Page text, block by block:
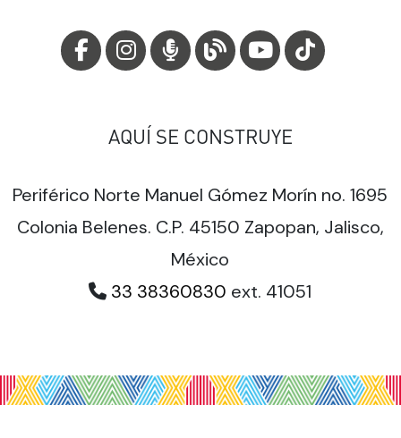
AQUÍ SE CONSTRUYE
Periférico Norte Manuel Gómez Morín no. 1695
Colonia Belenes. C.P. 45150 Zapopan, Jalisco,
México
33 38360830 ext. 41051